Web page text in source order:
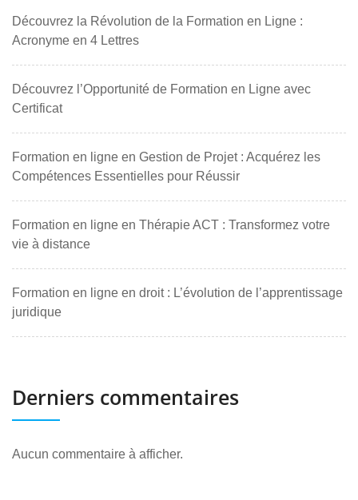
Découvrez la Révolution de la Formation en Ligne :
Acronyme en 4 Lettres
Découvrez l’Opportunité de Formation en Ligne avec
Certificat
Formation en ligne en Gestion de Projet : Acquérez les
Compétences Essentielles pour Réussir
Formation en ligne en Thérapie ACT : Transformez votre
vie à distance
Formation en ligne en droit : L’évolution de l’apprentissage
juridique
Derniers commentaires
Aucun commentaire à afficher.